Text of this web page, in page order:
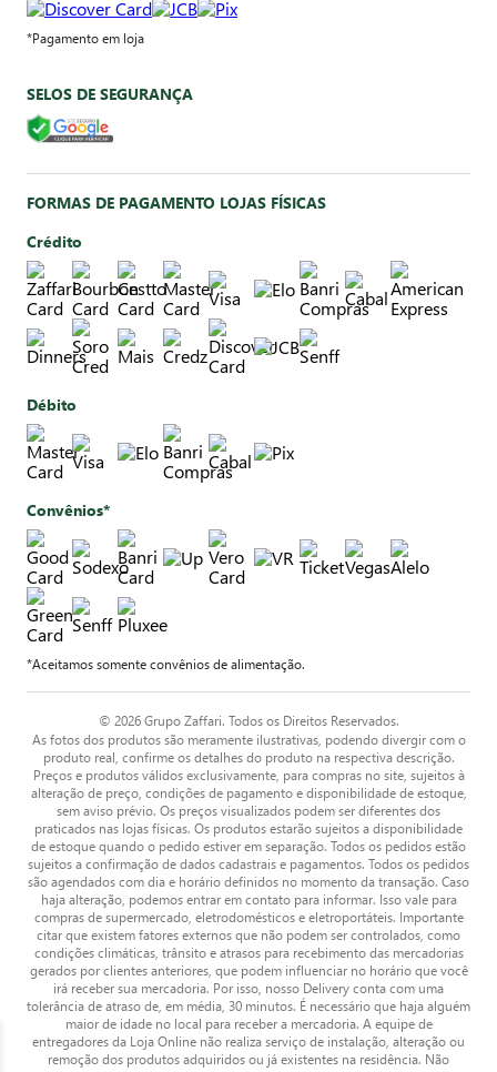
*Pagamento em loja
SELOS DE SEGURANÇA
FORMAS DE PAGAMENTO LOJAS FÍSICAS
Crédito
Débito
Convênios*
*Aceitamos somente convênios de alimentação.
© 2026 Grupo Zaffari. Todos os Direitos Reservados.
As fotos dos produtos são meramente ilustrativas, podendo divergir com o
produto real, confirme os detalhes do produto na respectiva descrição.
Preços e produtos válidos exclusivamente, para compras no site, sujeitos à
alteração de preço, condições de pagamento e disponibilidade de estoque,
sem aviso prévio. Os preços visualizados podem ser diferentes dos
praticados nas lojas físicas. Os produtos estarão sujeitos a disponibilidade
de estoque quando o pedido estiver em separação. Todos os pedidos estão
sujeitos a confirmação de dados cadastrais e pagamentos. Todos os pedidos
são agendados com dia e horário definidos no momento da transação. Caso
haja alteração, podemos entrar em contato para informar. Isso vale para
compras de supermercado, eletrodomésticos e eletroportáteis. Importante
citar que existem fatores externos que não podem ser controlados, como
condições climáticas, trânsito e atrasos para recebimento das mercadorias
gerados por clientes anteriores, que podem influenciar no horário que você
irá receber sua mercadoria. Por isso, nosso Delivery conta com uma
tolerância de atraso de, em média, 30 minutos. É necessário que haja alguém
maior de idade no local para receber a mercadoria. A equipe de
entregadores da Loja Online não realiza serviço de instalação, alteração ou
remoção dos produtos adquiridos ou já existentes na residência. Não